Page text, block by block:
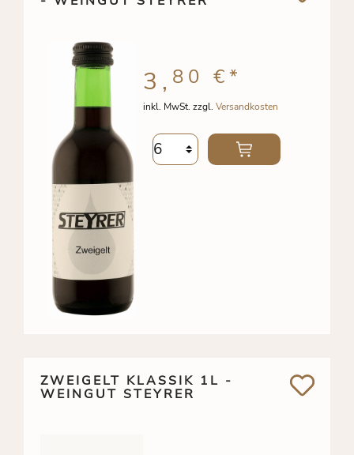
inkl. MwSt. zzgl. Versandkosten
3, 80 €*
ZWEIGELT KLASSIK 1L -
WEINGUT STEYRER